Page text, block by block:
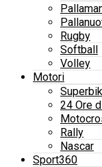
Rugby
Softball
Volley
Motori
24 Ore
Rally
Nascar
Sport360